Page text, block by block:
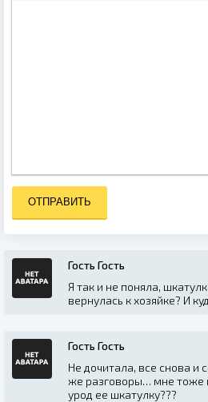
ОТПРАВИТЬ
Гость Гость
Я так и не поняла,
вернулась к хозяйке? И
Гость Гость
Не дочитала, все снова и
же разговоры… мне тоже
урод ее шкатулку???